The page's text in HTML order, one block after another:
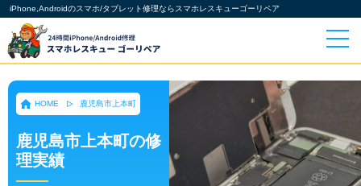
iPhone,Androidのスマホ/タブレット修理ならスマホレスキューゴーリペア
HOME 鹿児島市上本町
鹿児島市上本町の修
理実績